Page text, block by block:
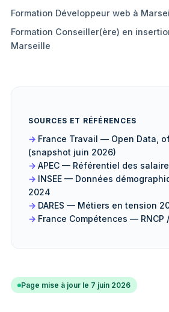
Formation Développeur web à
Formation Conseiller(ère) en
Marseille
SOURCES ET RÉFÉRENCES
France Travail — Open Data,
(snapshot juin 2026)
APEC — Référentiel des
INSEE — Données
2024
DARES — Métiers en tension
France Compétences — RNCP /
Page mise à jour le 7 juin 2026